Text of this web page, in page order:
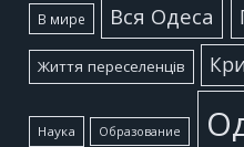
В мире Вся Одеса
Життя переселенців
Наука Образование